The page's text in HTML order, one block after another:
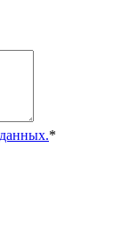
*